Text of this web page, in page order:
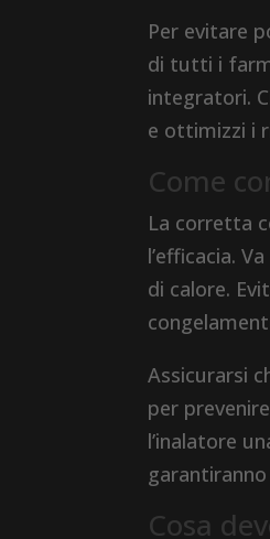
Per evitare
di tutti i
integratori.
e ottimizzi i
Come
La corretta
l’efficacia.
di calore.
Assicurarsi
per
l’inalatore
Cosa